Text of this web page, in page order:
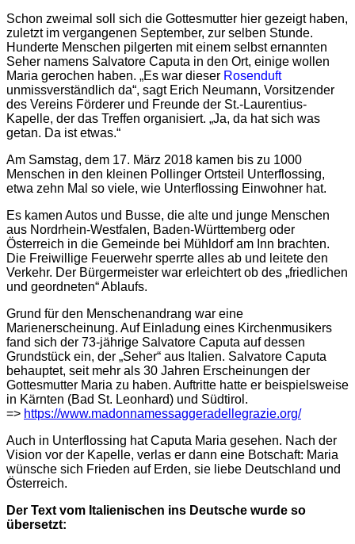
Schon zweimal soll sich die Gottesmutter hier gezeigt haben,
zuletzt im vergangenen September, zur selben Stunde.
Hunderte Menschen pilgerten mit einem selbst ernannten
Seher namens Salvatore Caputa in den Ort, einige wollen
Maria gerochen haben. „Es war dieser Rosenduft
unmissverständlich da“, sagt Erich Neumann, Vorsitzender
des Vereins Förderer und Freunde der St.-Laurentius-
Kapelle, der das Treffen organisiert. „Ja, da hat sich was
getan. Da ist etwas.“
Am Samstag, dem 17. März 2018 kamen bis zu 1000
Menschen in den kleinen Pollinger Ortsteil Unterflossing,
etwa zehn Mal so viele, wie Unterflossing Einwohner hat.
Es kamen Autos und Busse, die alte und junge Menschen
aus Nordrhein-Westfalen, Baden-Württemberg oder
Österreich in die Gemeinde bei Mühldorf am Inn brachten.
Die Freiwillige Feuerwehr sperrte alles ab und leitete den
Verkehr. Der Bürgermeister war erleichtert ob des „friedlichen
und geordneten“ Ablaufs.
Grund für den Menschenandrang war eine
Marienerscheinung. Auf Einladung eines Kirchenmusikers
fand sich der 73-jährige Salvatore Caputa auf dessen
Grundstück ein, der „Seher“ aus Italien. Salvatore Caputa
behauptet, seit mehr als 30 Jahren Erscheinungen der
Gottesmutter Maria zu haben. Auftritte hatte er beispielsweise
in Kärnten (Bad St. Leonhard) und Südtirol.
=> https://www.madonnamessaggeradellegrazie.org/
Auch in Unterflossing hat Caputa Maria gesehen. Nach der
Vision vor der Kapelle, verlas er dann eine Botschaft: Maria
wünsche sich Frieden auf Erden, sie liebe Deutschland und
Österreich.
Der Text vom Italienischen ins Deutsche wurde so
übersetzt: